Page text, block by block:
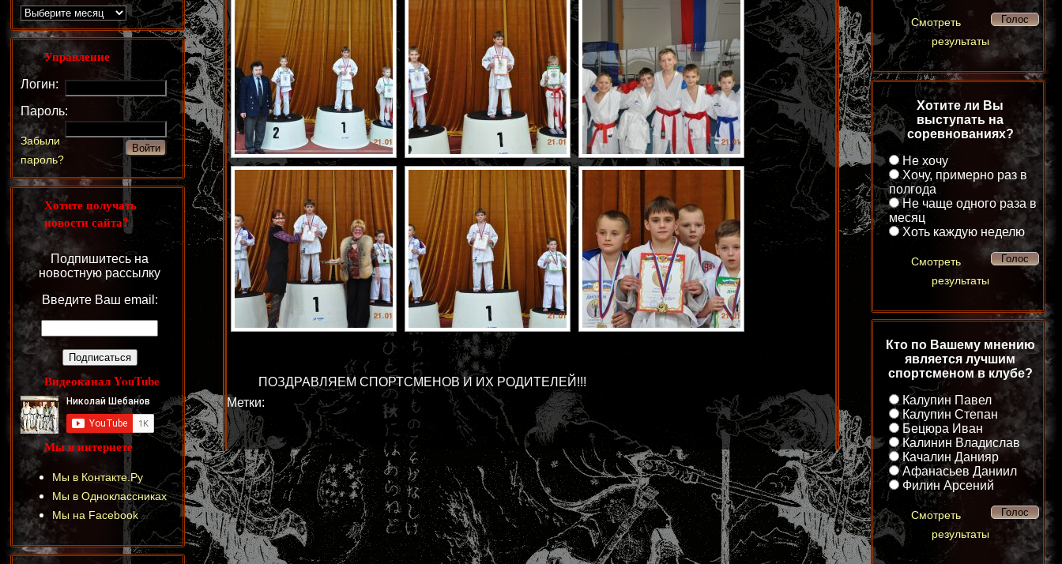
ПОЗДРАВЛЯЕМ СПОРТСМЕНОВ И ИХ РОДИТЕЛЕЙ!!!
Метки:
Управление
Логин:
Пароль:
Забыли
пароль?
Хотите получать
новости сайта?
Подпишитесь на
новостную рассылку
Введите Ваш email:
Видеоканал YouTube
Мы в интернете
Мы в Контакте.Ру
Мы в Одноклассниках
Мы на Facebook
Смотреть
результаты
Хотите ли Вы
выступать на
соревнованиях?
Не хочу
Хочу, примерно раз в
полгода
Не чаще одного раза в
месяц
Хоть каждую неделю
Смотреть
результаты
Кто по Вашему мнению
является лучшим
спортсменом в клубе?
Калупин Павел
Калупин Степан
Бецюра Иван
Калинин Владислав
Качалин Данияр
Афанасьев Даниил
Филин Арсений
Смотреть
результаты